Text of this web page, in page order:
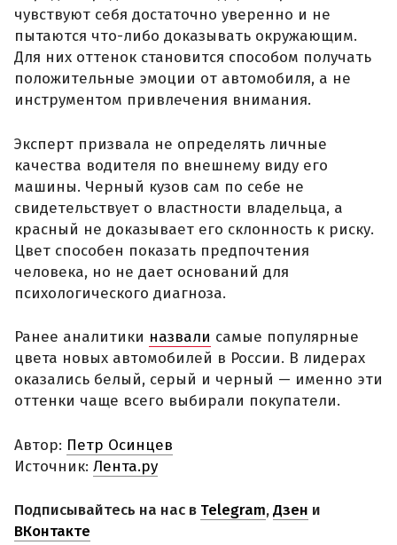
чувствуют себя достаточно уверенно и не
пытаются что-либо доказывать окружающим.
Для них оттенок становится способом получать
положительные эмоции от автомобиля, а не
инструментом привлечения внимания.
Эксперт призвала не определять личные
качества водителя по внешнему виду его
машины. Черный кузов сам по себе не
свидетельствует о властности владельца, а
красный не доказывает его склонность к риску.
Цвет способен показать предпочтения
человека, но не дает оснований для
психологического диагноза.
Ранее аналитики назвали самые популярные
цвета новых автомобилей в России. В лидерах
оказались белый, серый и черный — именно эти
оттенки чаще всего выбирали покупатели.
Автор: Петр Осинцев
Источник: Лента.ру
Подписывайтесь на нас в Telegram,Дзен и
ВКонтакте